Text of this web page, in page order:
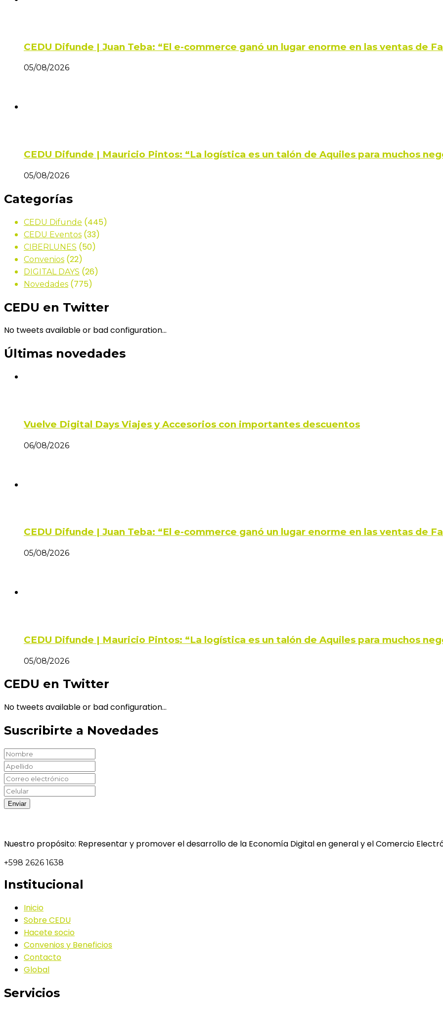
CEDU Difunde | Juan Teba: “El e-commerce ganó un lugar enorme en las ventas de
05/08/2026
CEDU Difunde | Mauricio Pintos: “La logística es un talón de Aquiles para muchos
05/08/2026
Categorías
CEDU Difunde (445)
CEDU Eventos (33)
CIBERLUNES (50)
Convenios (22)
DIGITAL DAYS (26)
Novedades (775)
CEDU en Twitter
No tweets available or bad configuration...
Últimas novedades
Vuelve Digital Days Viajes y Accesorios con importantes descuentos
06/08/2026
CEDU Difunde | Juan Teba: “El e-commerce ganó un lugar enorme en las ventas de
05/08/2026
CEDU Difunde | Mauricio Pintos: “La logística es un talón de Aquiles para muchos
05/08/2026
CEDU en Twitter
No tweets available or bad configuration...
Suscribirte a Novedades
Nuestro propósito: Representar y promover el desarrollo de la Economía Digital en general y el Comercio
+598 2626 1638
Institucional
Inicio
Sobre CEDU
Hacete socio
Convenios y Beneficios
Contacto
Global
Servicios